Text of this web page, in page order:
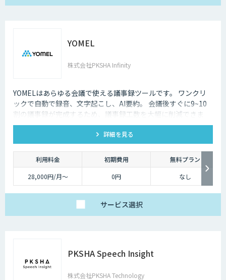
YOMEL
株式会社PKSHA Infinity
YOMELはあらゆる会議で使える議事録ツールです。 ワンクリ
ックで自動で録音、文字起こし、AI要約。 会議後すぐに9~10
割の議事録が完成するため、議事録工数を大幅に削減できま
す。
詳細を見る
利用料金 初期費用
無料プラン
28,000円/月〜
0円 なし
サービス選択
PKSHA Speech Insight
株式会社PKSHA Technology